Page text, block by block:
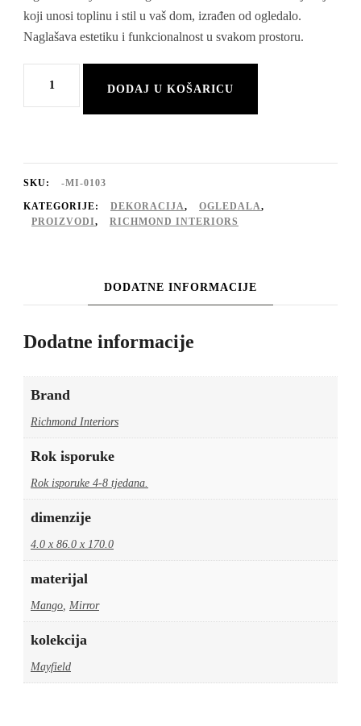
koji unosi toplinu i stil u vaš dom, izrađen od ogledalo.
Naglašava estetiku i funkcionalnost u svakom prostoru.
Mayfield
DODAJ U KOŠARICU
SKU: -MI-0103
KATEGORIJE: DEKORACIJA, OGLEDALA,
PROIZVODI, RICHMOND INTERIORS
DODATNE INFORMACIJE
Dodatne informacije
Brand
Richmond Interiors
Rok isporuke
Rok isporuke 4-8 tjedana.
dimenzije
4.0 x 86.0 x 170.0
materijal
Mango Mirror
kolekcija
Mayfield